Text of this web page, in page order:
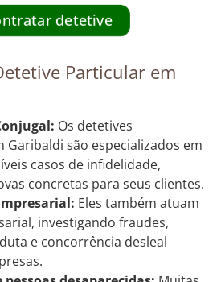
detetive
Particular em
Os detetives
Garibaldi são especializados em
casos de infidelidade,
concretas para seus clientes.
Eles também atuam
investigando fraudes,
e concorrência desleal